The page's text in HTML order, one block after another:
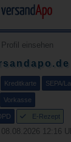
Profil einsehen
Kreditkarte SEPA/
Vorkasse
E-Rezept
12:16